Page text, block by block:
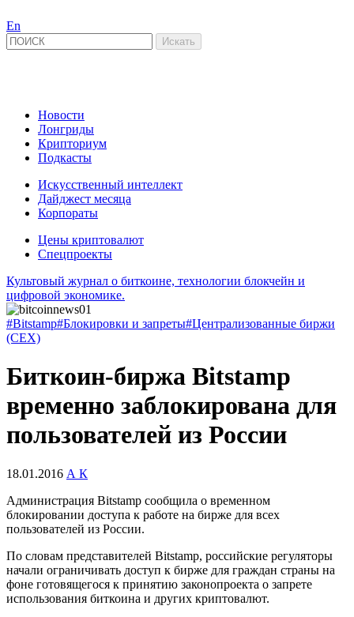
En
Новости
Лонгриды
Крипториум
Подкасты
Искусственный интеллект
Дайджест месяца
Корпораты
Цены криптовалют
Спецпроекты
Культовый журнал о биткоине, технологии блокчейн и
цифровой экономике.
#Bitstamp#Блокировки и запреты#Централизованные биржи
(CEX)
Биткоин-биржа Bitstamp
временно заблокирована для
пользователей из России
18.01.2016 А К
Администрация Bitstamp сообщила о временном
блокировании доступа к работе на бирже для всех
пользователей из России.
По словам представителей Bitstamp, российские регуляторы
начали ограничивать доступ к бирже для граждан страны на
фоне готовящегося к принятию законопроекта о запрете
использования биткоина и других криптовалют.